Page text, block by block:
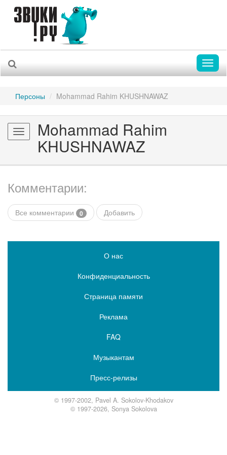
Персоны Mohammad Rahim KHUSHNAWAZ
Toggle
navigation
Mohammad Rahim
KHUSHNAWAZ
Комментарии:
Все комментарии 0 Добавить
О нас
Конфиденциальность
Страница памяти
Реклама
FAQ
Музыкантам
Пресс-релизы
© 1997-2002, Pavel A. Sokolov-Khodakov
© 1997-2026, Sonya Sokolova